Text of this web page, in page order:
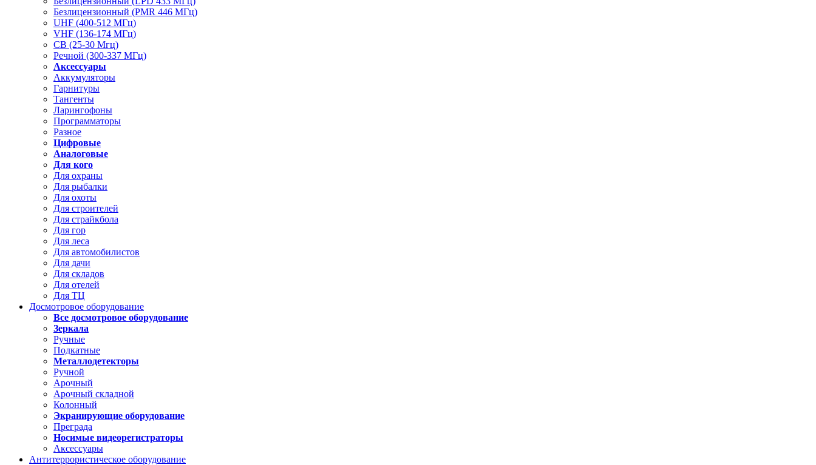
Безлицензионный (PMR 446 МГц)
UHF (400-512 МГц)
VHF (136-174 МГц)
CB (25-30 Мгц)
Речной (300-337 МГц)
Аксессуары
Аккумуляторы
Гарнитуры
Тангенты
Ларингофоны
Программаторы
Разное
Цифровые
Аналоговые
Для кого
Для охраны
Для рыбалки
Для охоты
Для строителей
Для страйкбола
Для гор
Для леса
Для автомобилистов
Для дачи
Для складов
Для отелей
Для ТЦ
Досмотровое оборудование
Все досмотровое оборудование
Зеркала
Ручные
Подкатные
Металлодетекторы
Ручной
Арочный
Арочный складной
Колонный
Экранирующие оборудование
Преграда
Носимые видеорегистраторы
Аксессуары
Антитеррористическое оборудование